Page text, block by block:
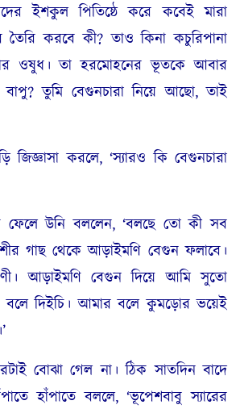
ইশকুল পিতিষ্ঠে করে কবেই মারা
করবে কী? তাও কিনা কচুরিপানা
ওষুধ। তা হরমোহনের ভূতকে আবার
বাপু? তুমি বেগুনচারা নিয়ে আছো, তাই
করলে, ‘স্যারও কি বেগুনচারা
উনি বললেন, ‘বলছে তো কী সব
গাছ থেকে আড়াইমণি বেগুন ফলাবে।
আড়াইমণি বেগুন দিয়ে আমি সুতো
বলে দিইচি। আমার বলে কুমড়োর ভয়েই
বোঝা গেল না। ঠিক সাতদিন বাদে
হাঁপাতে বললে, ‘ভূপেশবাবু স্যারের